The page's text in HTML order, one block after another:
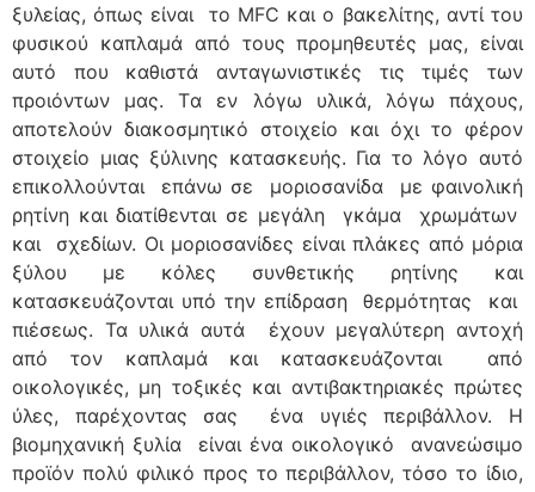
ξυλείας, όπως είναι το MFC και ο βακελίτης, αντί του
φυσικού καπλαμά από τους προμηθευτές μας, είναι
αυτό που καθιστά ανταγωνιστικές τις τιμές των
προιόντων μας. Tα εν λόγω υλικά, λόγω πάχους,
αποτελούν διακοσμητικό στοιχείο και όχι το φέρον
στοιχείο μιας ξύλινης κατασκευής. Για το λόγο αυτό
επικολλούνται επάνω σε μοριοσανίδα με φαινολική
ρητίνη και διατίθενται σε μεγάλη γκάμα χρωμάτων
και σχεδίων. Οι μοριοσανίδες είναι πλάκες από μόρια
ξύλου με κόλες συνθετικής ρητίνης και
κατασκευάζονται υπό την επίδραση θερμότητας και
πιέσεως. Τα υλικά αυτά έχουν μεγαλύτερη αντοχή
από τον καπλαμά και κατασκευάζονται από
οικολογικές, μη τοξικές και αντιβακτηριακές πρώτες
ύλες, παρέχοντας σας ένα υγιές περιβάλλον. Η
βιομηχανική ξυλία είναι ένα οικολογικό ανανεώσιμο
προϊόν πολύ φιλικό προς το περιβάλλον, τόσο το ίδιο,